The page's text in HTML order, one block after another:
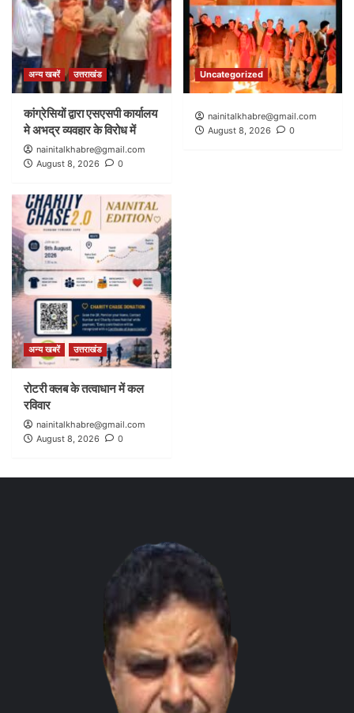
अन्य खबरें उत्तराखंड
कांग्रेसियों द्वारा एसएसपी कार्यालय
मे अभद्र व्यवहार के विरोध में
nainitalkhabre@gmail.com
August 8, 2026
0
Uncategorized
nainitalkhabre@gmail.com
August 8, 2026
0
अन्य खबरें उत्तराखंड
रोटरी क्लब के तत्वाधान में कल
रविवार
nainitalkhabre@gmail.com
August 8, 2026
0